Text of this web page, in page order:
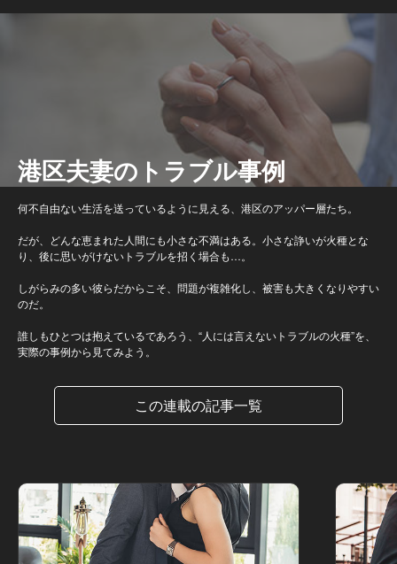
港区夫妻のトラブル事例
何不自由ない生活を送っているように見える、港区のアッパー層たち。
だが、どんな恵まれた人間にも小さな不満はある。小さな諍いが火種とな
り、後に思いがけないトラブルを招く場合も…。
しがらみの多い彼らだからこそ、問題が複雑化し、被害も大きくなりやすい
のだ。
誰しもひとつは抱えているであろう、“人には言えないトラブルの火種”を、
実際の事例から見てみよう。
この連載の記事一覧